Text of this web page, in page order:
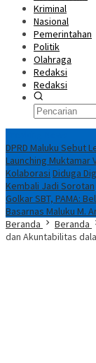
Kriminal
Nasional
Pemerintahan
Politik
Olahraga
Redaksi
Redaksi
DPRD Maluku Sebut
Launching Muktamar
Kolaborasi Diduga
Kembali Jadi Sorotan
Golkar SBT, PAMA:
Basarnas Maluku M.
Beranda
Beranda
dan Akuntabilitas